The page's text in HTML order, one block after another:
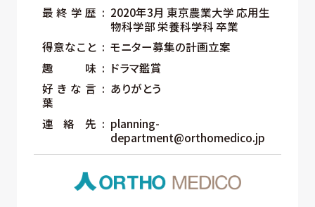
最終学歴
2020年3月 東京農業大学 応用生
物科学部 栄養科学科 卒業
得意なこと
モニター募集の計画立案
趣味
ドラマ鑑賞
好きな言
葉
ありがとう
連絡先
planning-
department@orthomedico.jp